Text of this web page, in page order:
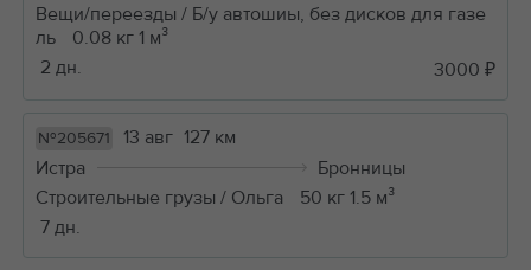
Вещи/переезды / Б/у автошиы, без дисков для газе
ль
0.08 кг 1 м³
2 дн.
3000 ₽
№205671 13 авг 127 км
Истра
Бронницы
Строительные грузы / Ольга
50 кг 1.5 м³
7 дн.